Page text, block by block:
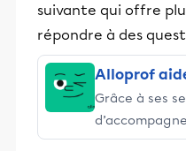
suivante qui offre
répondre à des
Alloprof
Grâce à ses
stimulants,